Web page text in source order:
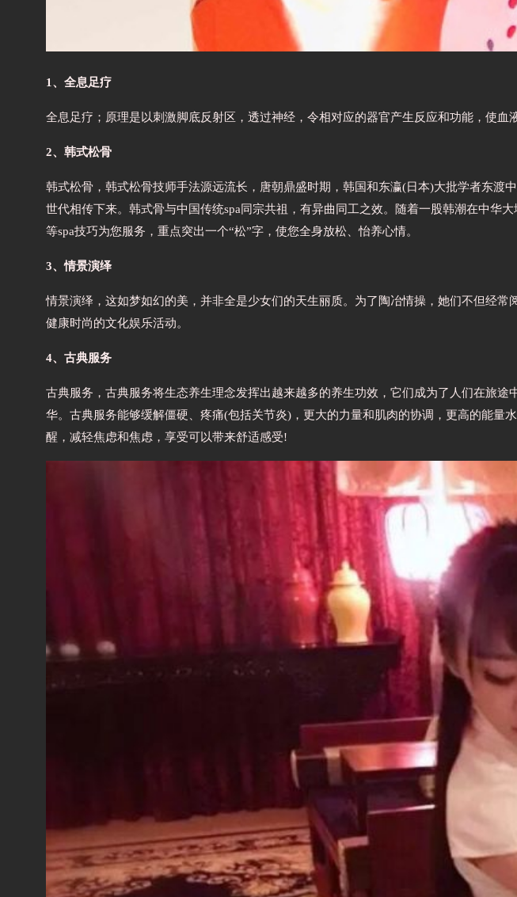
1、全息足疗
全息足疗；原理是以刺激脚底反射区，透过神经，令相对应的器官产生反应和功能，使
2、韩式松骨
韩式松骨，韩式松骨技师手法源远流长，唐朝鼎盛时期，韩国和东瀛(日本)大批学者东渡
世代相传下来。韩式骨与中国传统spa同宗共祖，有异曲同工之效。随着一股韩潮在中华
等spa技巧为您服务，重点突出一个“松”字，使您全身放松、怡养心情。
3、情景演绎
情景演绎，这如梦如幻的美，并非全是少女们的天生丽质。为了陶冶情操，她们不但经
健康时尚的文化娱乐活动。
4、古典服务
古典服务，古典服务将生态养生理念发挥出越来越多的养生功效，它们成为了人们在旅
华。古典服务能够缓解僵硬、疼痛(包括关节炎)，更大的力量和肌肉的协调，更高的能
醒，减轻焦虑和焦虑，享受可以带来舒适感受!